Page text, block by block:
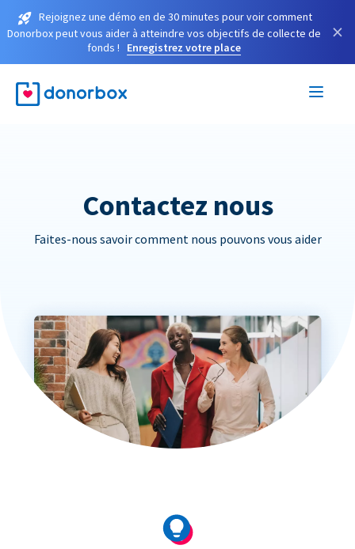
Rejoignez une démo en de 30 minutes pour voir comment
Donorbox peut vous aider à atteindre vos objectifs de collecte de
fonds !
Enregistrez votre place
×
Contactez nous
Faites-nous savoir comment nous pouvons vous aider